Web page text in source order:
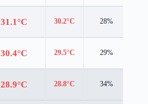
31.1°C 30.2°C 28%
30.4°C 29.5°C 29%
28.9°C 28.8°C 34%